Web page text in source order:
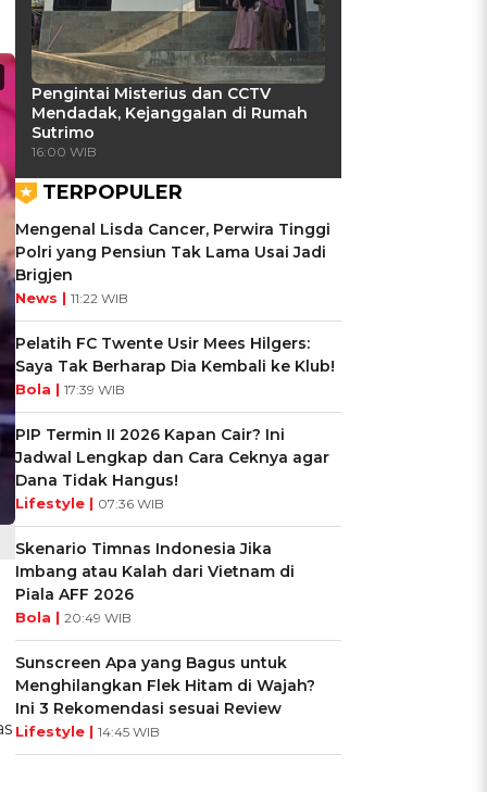
Pengintai Misterius dan CCTV
Mendadak, Kejanggalan di Rumah
Sutrimo
16:00 WIB
TERPOPULER
Mengenal Lisda Cancer, Perwira Tinggi
Polri yang Pensiun Tak Lama Usai Jadi
Brigjen
News | 11:22 WIB
Pelatih FC Twente Usir Mees Hilgers:
Saya Tak Berharap Dia Kembali ke Klub!
Bola | 17:39 WIB
PIP Termin II 2026 Kapan Cair? Ini
Jadwal Lengkap dan Cara Ceknya agar
Dana Tidak Hangus!
Lifestyle | 07:36 WIB
Skenario Timnas Indonesia Jika
Imbang atau Kalah dari Vietnam di
Piala AFF 2026
Bola | 20:49 WIB
Sunscreen Apa yang Bagus untuk
Menghilangkan Flek Hitam di Wajah?
Ini 3 Rekomendasi sesuai Review
Lifestyle | 14:45 WIB